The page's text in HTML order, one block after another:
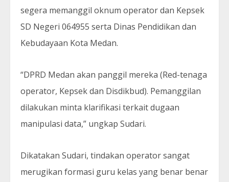
segera memanggil oknum operator dan Kepsek
SD Negeri 064955 serta Dinas Pendidikan dan
Kebudayaan Kota Medan.
“DPRD Medan akan panggil mereka (Red-tenaga
operator, Kepsek dan Disdikbud). Pemanggilan
dilakukan minta klarifikasi terkait dugaan
manipulasi data,” ungkap Sudari.
Dikatakan Sudari, tindakan operator sangat
merugikan formasi guru kelas yang benar benar